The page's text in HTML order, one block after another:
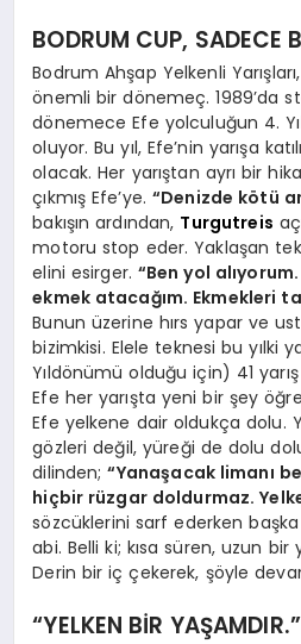
BODRUM CUP, SADECE
Bodrum Ahşap Yelkenli
önemli bir dönemeç. 1989’da
dönemece Efe yolculuğun 4.
oluyor. Bu yıl, Efe’nin yarışa
olacak. Her yarıştan ayrı bir
çıkmış Efe’ye. “Denizde kötü
bakışın ardından, Turgutreis
motoru stop eder. Yaklaşan
elini esirger. “Ben yol
ekmek atacağım. Ekmekleri
Bunun üzerine hırs yapar ve
bizimkisi. Elele teknesi bu yılki
Yıldönümü olduğu için) 41
Efe her yarışta yeni bir şey
Efe yelkene dair oldukça dolu.
gözleri değil, yüreği de dolu
dilinden;“Yanaşacak limanı
hiçbir rüzgar doldurmaz.
sözcüklerini sarf ederken
abi. Belli ki; kısa süren, uzun
Derin bir iç çekerek, şöyle
“YELKEN BİR YAŞAMDIR.”